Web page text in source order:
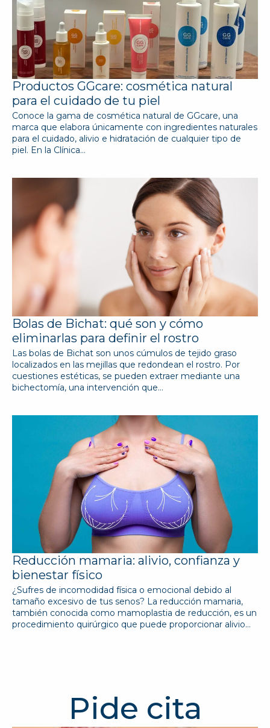
Productos GGcare: cosmética natural
para el cuidado de tu piel
Conoce la gama de cosmética natural de GGcare, una
marca que elabora únicamente con ingredientes naturales
para el cuidado, alivio e hidratación de cualquier tipo de
piel. En la Clínica…
Bolas de Bichat: qué son y cómo
eliminarlas para definir el rostro
Las bolas de Bichat son unos cúmulos de tejido graso
localizados en las mejillas que redondean el rostro. Por
cuestiones estéticas, se pueden extraer mediante una
bichectomía, una intervención que…
Reducción mamaria: alivio, confianza y
bienestar físico
¿Sufres de incomodidad física o emocional debido al
tamaño excesivo de tus senos? La reducción mamaria,
también conocida como mamoplastia de reducción, es un
procedimiento quirúrgico que puede proporcionar alivio…
Pide cita